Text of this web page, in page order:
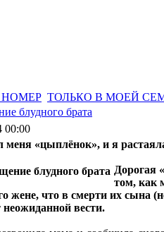
ТОЛЬКО В МОЕЙ
блудного брата
00:00
меня «цыплёнок», и я
Дорогая
том, как
жене, что в смерти их сына
неожиданной вести.